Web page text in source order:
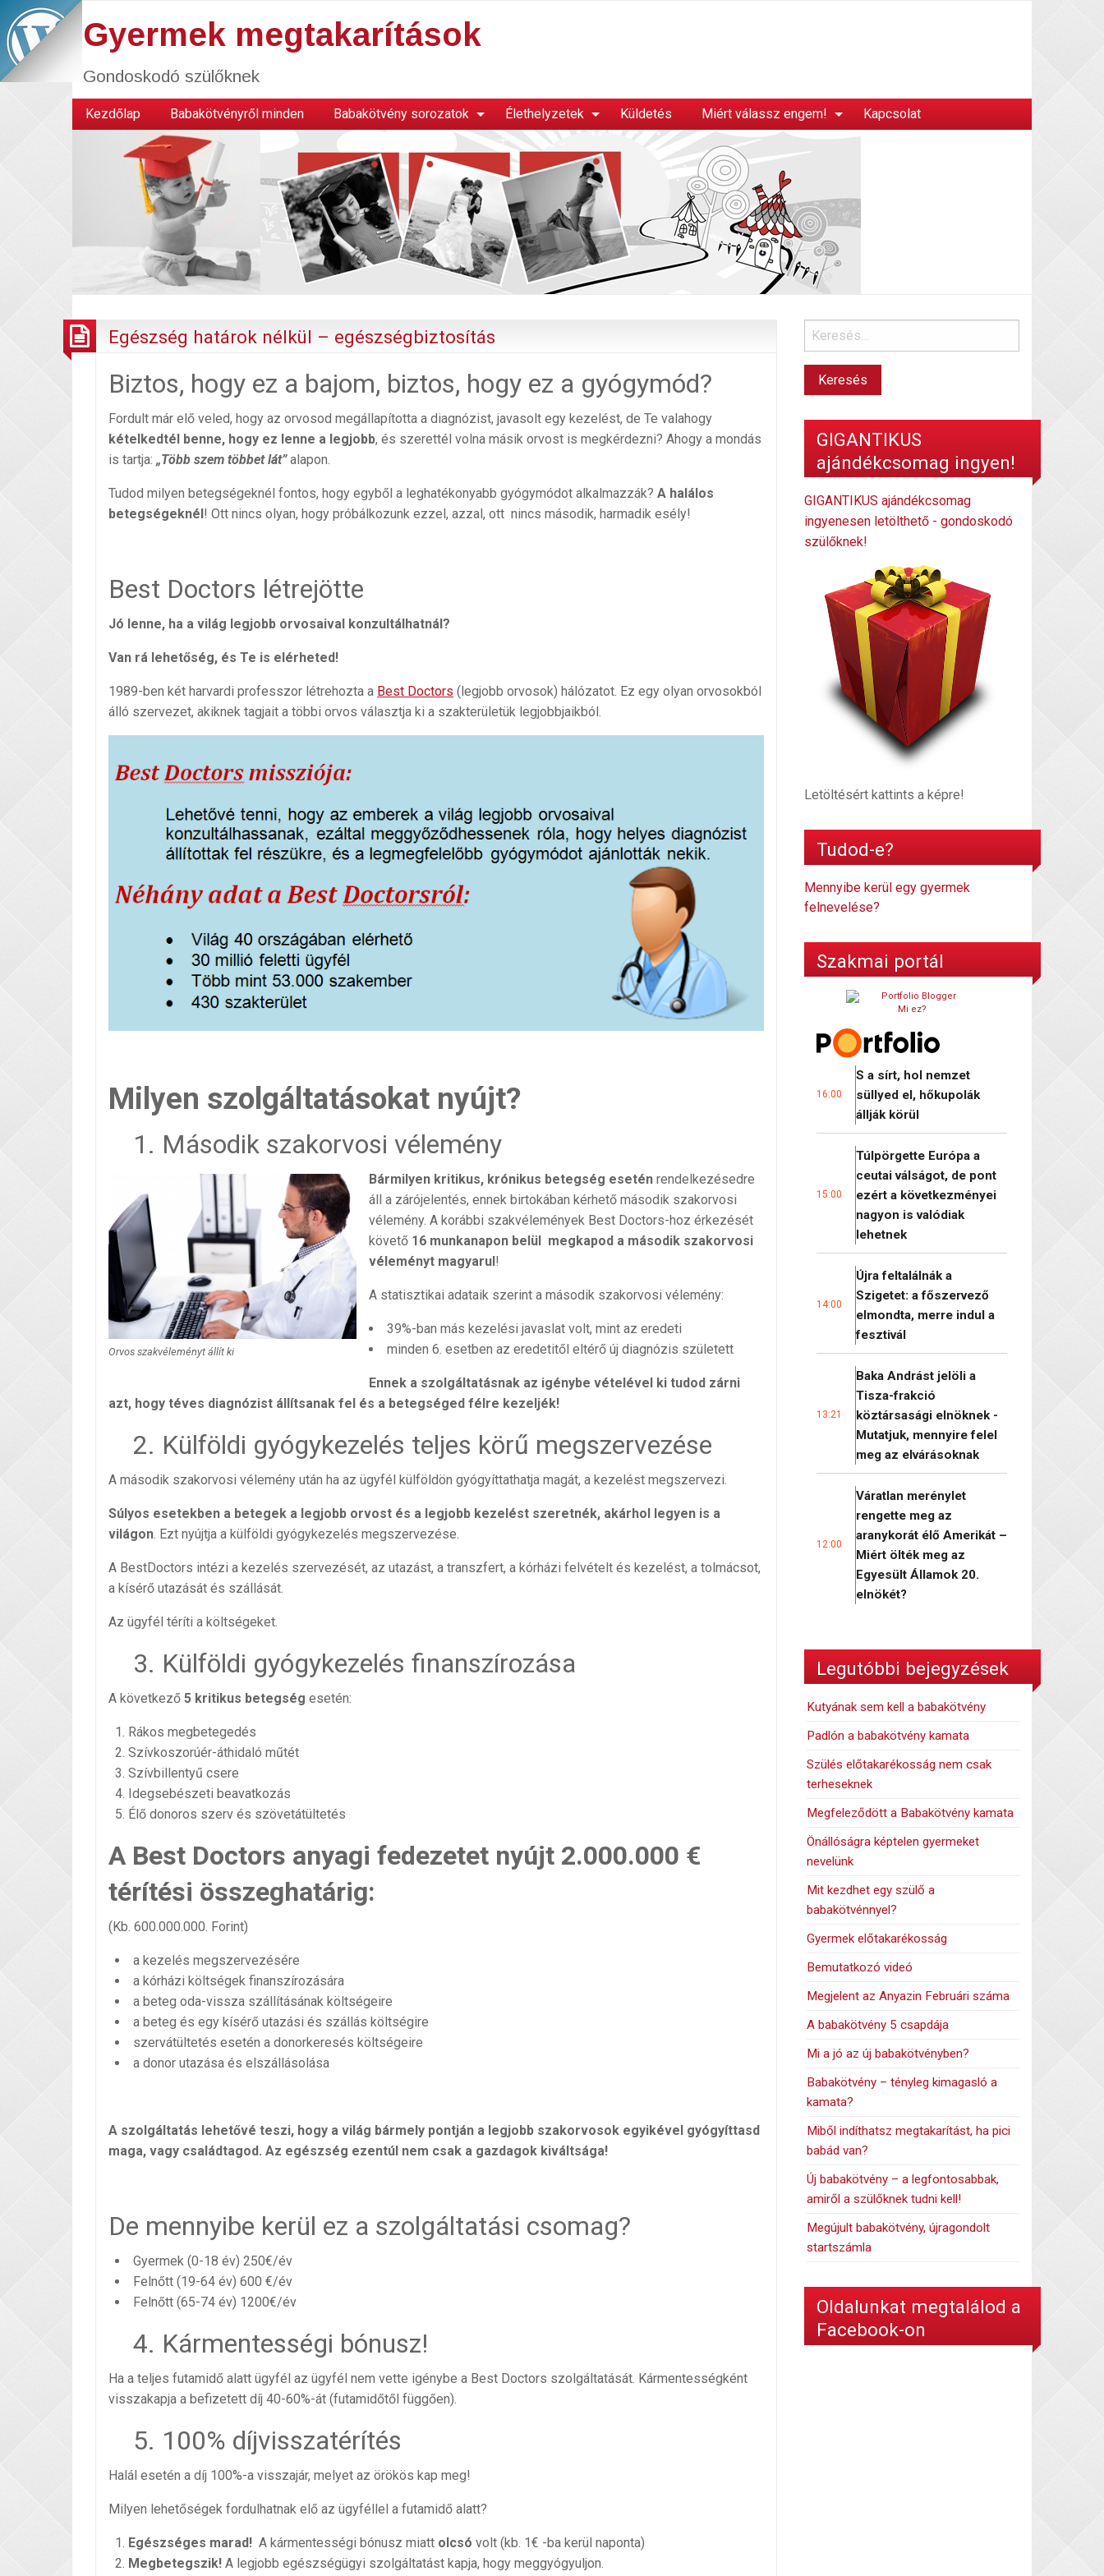
Gyermek megtakarítások
Gondoskodó szülőknek
Kezdőlap Babakötvényről minden Babakötvény sorozatok Élethelyzetek Küldetés Miért válassz engem! Kapcsolat
Egészség határok nélkül – egészségbiztosítás
Biztos, hogy ez a bajom, biztos, hogy ez a gyógymód?
Fordult már elő veled, hogy az orvosod megállapította a diagnózist, javasolt egy kezelést, de Te valahogy
kételkedtél benne, hogy ez lenne a legjobb, és szerettél volna másik orvost is megkérdezni? Ahogy a mondás
is tartja: „Több szem többet lát” alapon.
Tudod milyen betegségeknél fontos, hogy egyből a leghatékonyabb gyógymódot alkalmazzák? A halálos
betegségeknél ! Ott nincs olyan, hogy próbálkozunk ezzel, azzal, ott nincs második, harmadik esély!
Best Doctors létrejötte
Jó lenne, ha a világ legjobb orvosaival konzultálhatnál?
Van rá lehetőség, és Te is elérheted!
1989-ben két harvardi professzor létrehozta a Best Doctors (legjobb orvosok) hálózatot. Ez egy olyan orvosokból
álló szervezet, akiknek tagjait a többi orvos választja ki a szakterületük legjobbjaikból.
Milyen szolgáltatásokat nyújt?
1. Második szakorvosi vélemény
Orvos szakvéleményt állít ki
Bármilyen kritikus, krónikus betegség esetén rendelkezésedre
áll a zárójelentés, ennek birtokában kérhető második szakorvosi
vélemény. A korábbi szakvélemények Best Doctors-hoz érkezését
követő 16 munkanapon belül megkapod a második szakorvosi
véleményt magyarul!
A statisztikai adataik szerint a második szakorvosi vélemény:
39%-ban más kezelési javaslat volt, mint az eredeti
minden 6. esetben az eredetitől eltérő új diagnózis született
Ennek a szolgáltatásnak az igénybe vételével ki tudod zárni
azt, hogy téves diagnózist állítsanak fel és a betegséged félre kezeljék!
2. Külföldi gyógykezelés teljes körű megszervezése
A második szakorvosi vélemény után ha az ügyfél külföldön gyógyíttathatja magát, a kezelést megszervezi.
Súlyos esetekben a betegek a legjobb orvost és a legjobb kezelést szeretnék, akárhol legyen is a
világon. Ezt nyújtja a külföldi gyógykezelés megszervezése.
A BestDoctors intézi a kezelés szervezését, az utazást, a transzfert, a kórházi felvételt és kezelést, a tolmácsot,
a kísérő utazását és szállását.
Az ügyfél téríti a költségeket.
3. Külföldi gyógykezelés finanszírozása
A következő 5 kritikus betegség esetén:
Rákos megbetegedés
Szívkoszorúér-áthidaló műtét
Szívbillentyű csere
Idegsebészeti beavatkozás
Élő donoros szerv és szövetátültetés
A Best Doctors anyagi fedezetet nyújt 2.000.000 €
térítési összeghatárig:
(Kb. 600.000.000. Forint)
a kezelés megszervezésére
a kórházi költségek finanszírozására
a beteg oda-vissza szállításának költségeire
a beteg és egy kísérő utazási és szállás költségire
szervátültetés esetén a donorkeresés költségeire
a donor utazása és elszállásolása
A szolgáltatás lehetővé teszi, hogy a világ bármely pontján a legjobb szakorvosok egyikével gyógyíttasd
maga, vagy családtagod. Az egészség ezentúl nem csak a gazdagok kiváltsága!
De mennyibe kerül ez a szolgáltatási csomag?
Gyermek (0-18 év) 250€/év
Felnőtt (19-64 év) 600 €/év
Felnőtt (65-74 év) 1200€/év
4. Kármentességi bónusz!
Ha a teljes futamidő alatt ügyfél az ügyfél nem vette igénybe a Best Doctors szolgáltatását. Kármentességként
visszakapja a befizetett díj 40-60%-át (futamidőtől függően).
5. 100% díjvisszatérítés
Halál esetén a díj 100%-a visszajár, melyet az örökös kap meg!
Milyen lehetőségek fordulhatnak elő az ügyféllel a futamidő alatt?
Egészséges marad! A kármentességi bónusz miatt olcsó volt (kb. 1€ -ba kerül naponta)
Megbetegszik! A legjobb egészségügyi szolgáltatást kapja, hogy meggyógyuljon.
GIGANTIKUS
ajándékcsomag ingyen!
GIGANTIKUS ajándékcsomag
ingyenesen letölthető - gondoskodó
szülőknek!
Letöltésért kattints a képre!
Tudod-e?
Mennyibe kerül egy gyermek
felnevelése?
Szakmai portál
Mi ez?
16:00
S a sírt, hol nemzet
süllyed el, hőkupolák
állják körül
15:00
Túlpörgette Európa a
ceutai válságot, de pont
ezért a következményei
nagyon is valódiak
lehetnek
14:00
Újra feltalálnák a
Szigetet: a főszervező
elmondta, merre indul a
fesztivál
13:21
Baka Andrást jelöli a
Tisza-frakció
köztársasági elnöknek -
Mutatjuk, mennyire felel
meg az elvárásoknak
12:00
Váratlan merénylet
rengette meg az
aranykorát élő Amerikát –
Miért ölték meg az
Egyesült Államok 20.
elnökét?
Legutóbbi bejegyzések
Kutyának sem kell a babakötvény
Padlón a babakötvény kamata
Szülés előtakarékosság nem csak
terheseknek
Megfeleződött a Babakötvény kamata
Önállóságra képtelen gyermeket
nevelünk
Mit kezdhet egy szülő a
babakötvénnyel?
Gyermek előtakarékosság
Bemutatkozó videó
Megjelent az Anyazin Februári száma
A babakötvény 5 csapdája
Mi a jó az új babakötvényben?
Babakötvény – tényleg kimagasló a
kamata?
Miből indíthatsz megtakarítást, ha pici
babád van?
Új babakötvény – a legfontosabbak,
amiről a szülőknek tudni kell!
Megújult babakötvény, újragondolt
startszámla
Oldalunkat megtalálod a
Facebook-on